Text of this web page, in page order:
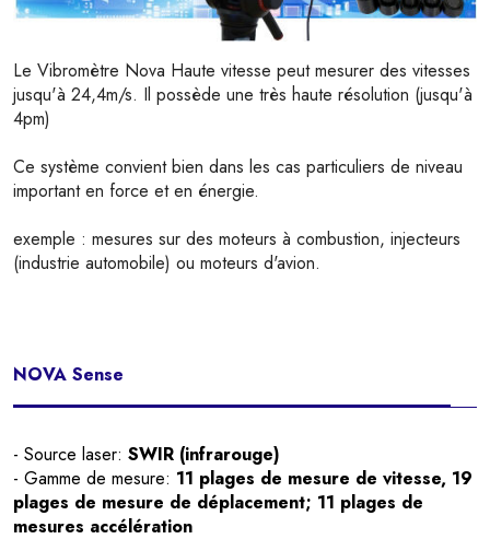
Le Vibromètre Nova Haute vitesse peut mesurer des vitesses
jusqu'à 24,4m/s. Il possède une très haute résolution (jusqu'à
4pm)
Ce système convient bien dans les cas particuliers de niveau
important en force et en énergie.
exemple : mesures sur des moteurs à combustion, injecteurs
(industrie automobile) ou moteurs d'avion.
NOVA Sense
- Source laser: SWIR (infrarouge)
- Gamme de mesure: 11 plages de mesure de vitesse, 19
plages de mesure de déplacement; 11 plages de
mesures accélération